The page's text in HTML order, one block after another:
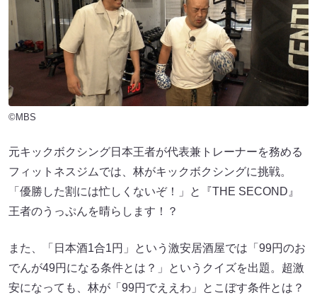
©MBS
元キックボクシング日本王者が代表兼トレーナーを務める
フィットネスジムでは、林がキックボクシングに挑戦。
「優勝した割には忙しくないぞ！」と『THE SECOND』
王者のうっぷんを晴らします！？
また、「日本酒1合1円」という激安居酒屋では「99円のお
でんが49円になる条件とは？」というクイズを出題。超激
安になっても、林が「99円でええわ」とこぼす条件とは？